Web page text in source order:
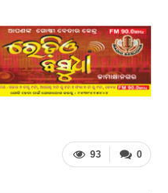
0
93